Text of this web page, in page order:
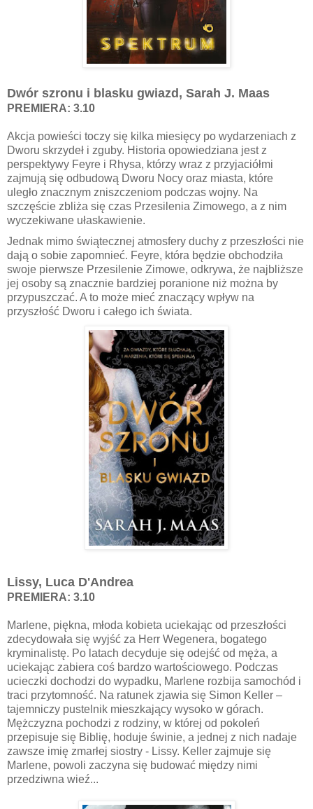
Dwór szronu i blasku gwiazd, Sarah J. Maas
PREMIERA: 3.10
Akcja powieści toczy się kilka miesięcy po wydarzeniach z
Dworu skrzydeł i zguby. Historia opowiedziana jest z
perspektywy Feyre i Rhysa, którzy wraz z przyjaciółmi
zajmują się odbudową Dworu Nocy oraz miasta, które
uległo znacznym zniszczeniom podczas wojny. Na
szczęście zbliża się czas Przesilenia Zimowego, a z nim
wyczekiwane ułaskawienie.
Jednak mimo świątecznej atmosfery duchy z przeszłości nie
dają o sobie zapomnieć. Feyre, która będzie obchodziła
swoje pierwsze Przesilenie Zimowe, odkrywa, że najbliższe
jej osoby są znacznie bardziej poranione niż można by
przypuszczać. A to może mieć znaczący wpływ na
przyszłość Dworu i całego ich świata.
Lissy, Luca D'Andrea
PREMIERA: 3.10
Marlene, piękna, młoda kobieta uciekając od przeszłości
zdecydowała się wyjść za Herr Wegenera, bogatego
kryminalistę. Po latach decyduje się odejść od męża, a
uciekając zabiera coś bardzo wartościowego. Podczas
ucieczki dochodzi do wypadku, Marlene rozbija samochód i
traci przytomność. Na ratunek zjawia się Simon Keller –
tajemniczy pustelnik mieszkający wysoko w górach.
Mężczyzna pochodzi z rodziny, w której od pokoleń
przepisuje się Biblię, hoduje świnie, a jednej z nich nadaje
zawsze imię zmarłej siostry - Lissy. Keller zajmuje się
Marlene, powoli zaczyna się budować między nimi
przedziwna wieź...